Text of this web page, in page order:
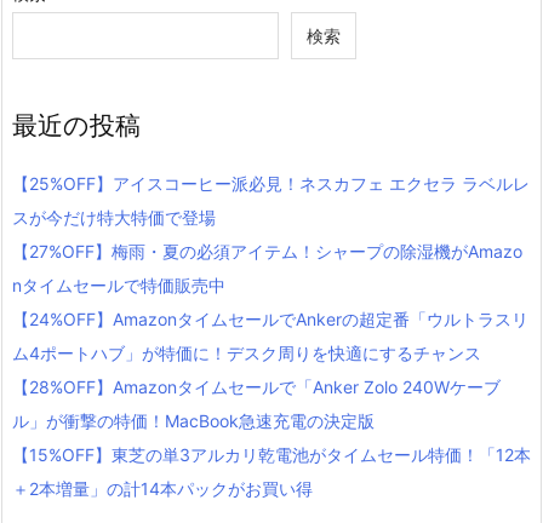
検索
最近の投稿
【25%OFF】アイスコーヒー派必見！ネスカフェ エクセラ ラベルレ
スが今だけ特大特価で登場
【27%OFF】梅雨・夏の必須アイテム！シャープの除湿機がAmazo
nタイムセールで特価販売中
【24%OFF】AmazonタイムセールでAnkerの超定番「ウルトラスリ
ム4ポートハブ」が特価に！デスク周りを快適にするチャンス
【28%OFF】Amazonタイムセールで「Anker Zolo 240Wケーブ
ル」が衝撃の特価！MacBook急速充電の決定版
【15%OFF】東芝の単3アルカリ乾電池がタイムセール特価！「12本
＋2本増量」の計14本パックがお買い得